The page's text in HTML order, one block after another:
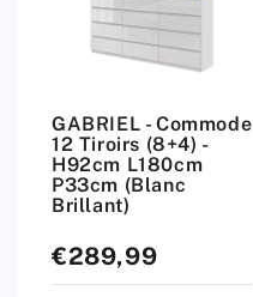
GABRIEL - Commode
12 Tiroirs (8+4) -
H92cm L180cm
P33cm (Blanc
Brillant)
Prix
standard
€289,99